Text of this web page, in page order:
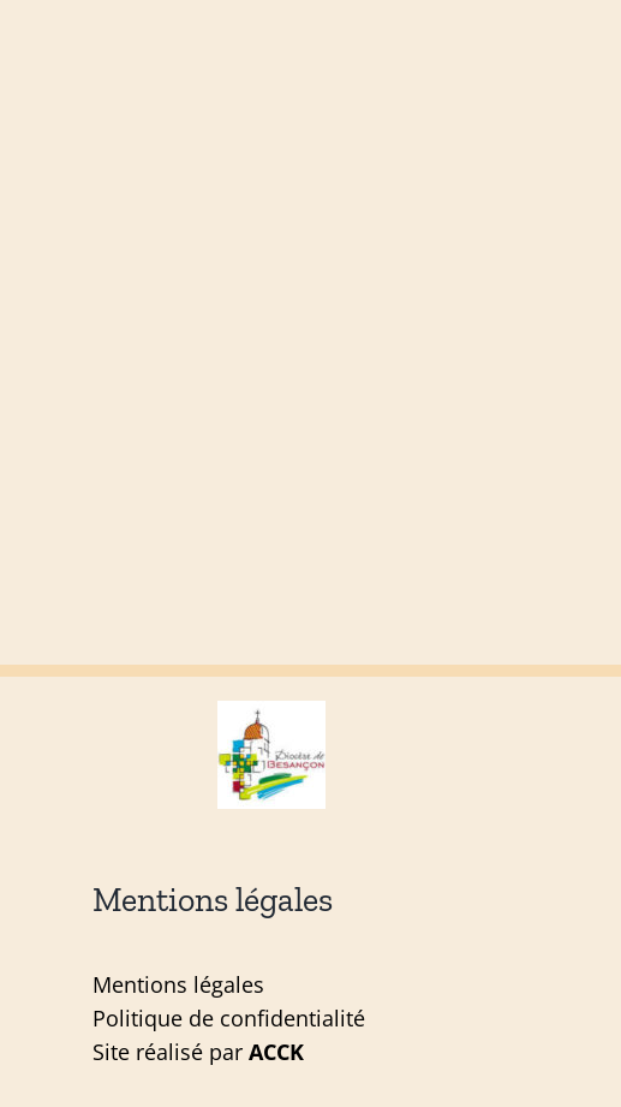
Mentions légales
Mentions légales
Politique de confidentialité
Site réalisé par ACCK